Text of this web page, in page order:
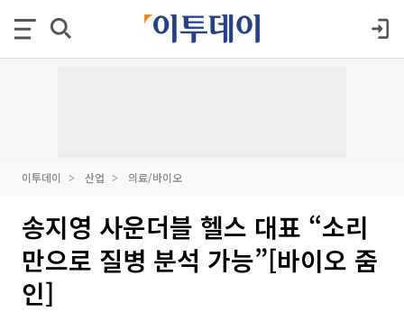
이투데이 산업 의료/바이오
송지영 사운더블 헬스 대표 “소리
만으로 질병 분석 가능”[바이오 줌
인]